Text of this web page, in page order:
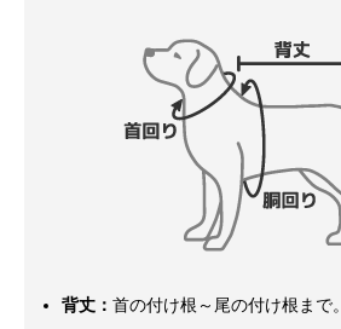
背丈： 首の付け根～尾の付け根まで。